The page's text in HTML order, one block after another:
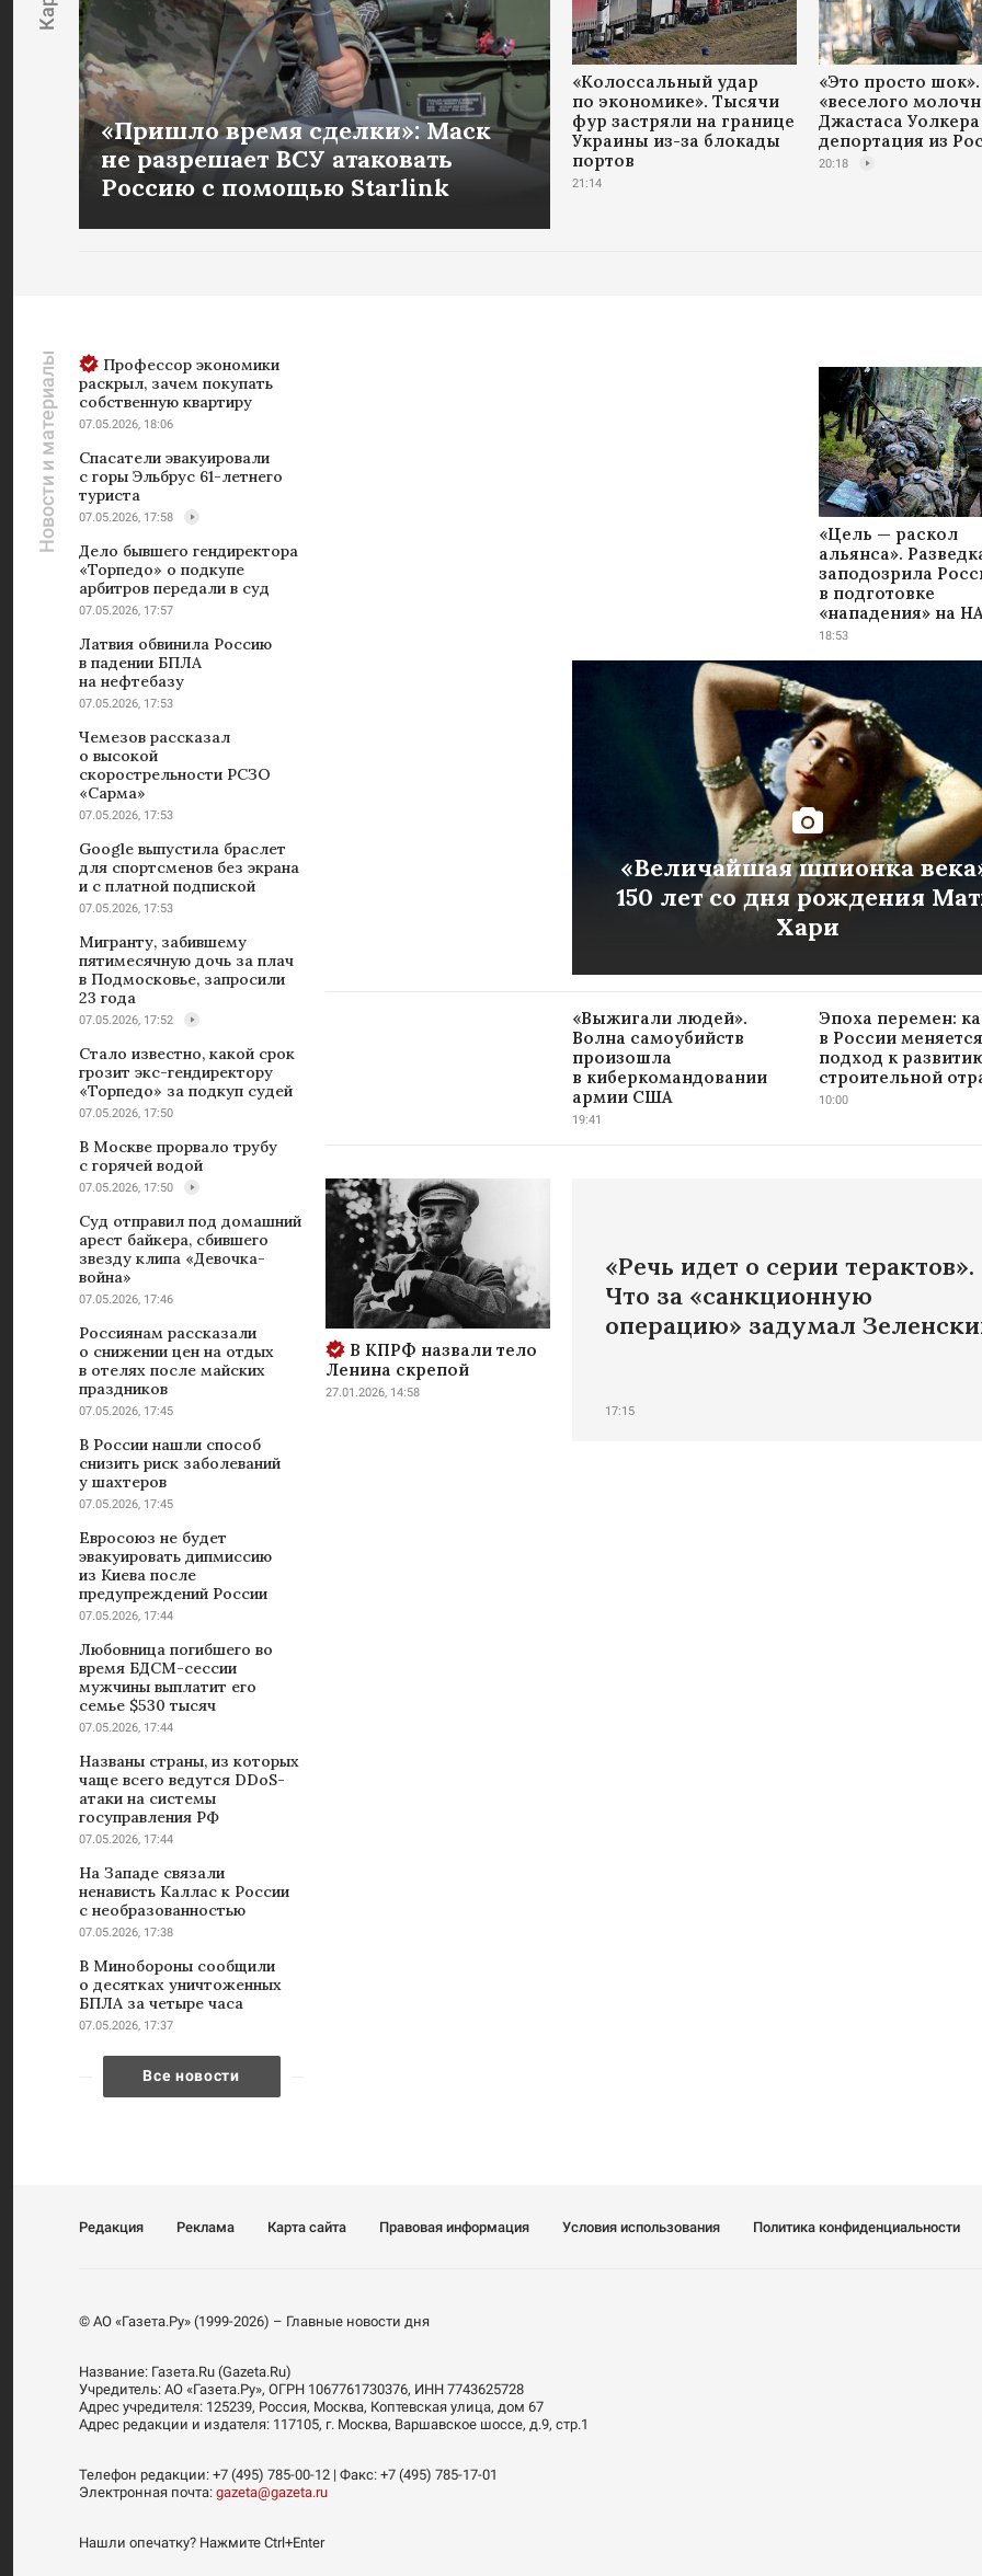
«Пришло время сделки»: Маск
не разрешает ВСУ атаковать
Россию с помощью Starlink
«Колоссальный удар
по экономике». Тысячи
фур застряли на границе
Украины из-за блокады
портов
21:14
«Это просто
«веселого
Джастаса Уолкера
депортация из
20:18
Новости и материалы
Профессор экономики
раскрыл, зачем покупать
собственную квартиру
07.05.2026, 18:06
Спасатели эвакуировали
с горы Эльбрус 61-летнего
туриста
07.05.2026, 17:58
Дело бывшего гендиректора
«Торпедо» о подкупе
арбитров передали в суд
07.05.2026, 17:57
Латвия обвинила Россию
в падении БПЛА
на нефтебазу
07.05.2026, 17:53
Чемезов рассказал
о высокой
скорострельности РСЗО
«Сарма»
07.05.2026, 17:53
Google выпустила браслет
для спортсменов без экрана
и с платной подпиской
07.05.2026, 17:53
Мигранту, забившему
пятимесячную дочь за плач
в Подмосковье, запросили
23 года
07.05.2026, 17:52
Стало известно, какой срок
грозит экс-гендиректору
«Торпедо» за подкуп судей
07.05.2026, 17:50
В Москве прорвало трубу
с горячей водой
07.05.2026, 17:50
Суд отправил под домашний
арест байкера, сбившего
звезду клипа «Девочка-
война»
07.05.2026, 17:46
Россиянам рассказали
о снижении цен на отдых
в отелях после майских
праздников
07.05.2026, 17:45
В России нашли способ
снизить риск заболеваний
у шахтеров
07.05.2026, 17:45
Евросоюз не будет
эвакуировать дипмиссию
из Киева после
предупреждений России
07.05.2026, 17:44
Любовница погибшего во
время БДСМ-сессии
мужчины выплатит его
семье $530 тысяч
07.05.2026, 17:44
Названы страны, из которых
чаще всего ведутся DDoS-
атаки на системы
госуправления РФ
07.05.2026, 17:44
На Западе связали
ненависть Каллас к России
с необразованностью
07.05.2026, 17:38
В Минобороны сообщили
о десятках уничтоженных
БПЛА за четыре часа
07.05.2026, 17:37
Все новости
«Цель — раскол
альянса».
заподозрила
в подготовке
«нападения» на
18:53
«Величайшая шпионка
150 лет со дня рождения
Хари
«Выжигали людей».
Волна самоубийств
произошла
в киберкомандовании
армии США
19:41
Эпоха перемен:
в России меняется
подход к
строительной
10:00
В КПРФ назвали тело
Ленина скрепой
27.01.2026, 14:58
«Речь идет о серии терактов».
Что за «санкционную
операцию» задумал
17:15
Редакция Реклама Карта сайта Правовая информация Условия использования Политика конфиденциальности
© АО «Газета.Ру» (1999-2026) – Главные новости дня
Название: Газета.Ru (Gazeta.Ru)
Учредитель: АО «Газета.Ру», ОГРН 1067761730376, ИНН 7743625728
Адрес учредителя: 125239, Россия, Москва, Коптевская улица, дом 67
Адрес редакции и издателя: 117105, г. Москва, Варшавское шоссе, д.9, стр.1
Телефон редакции: +7 (495) 785-00-12 | Факс: +7 (495) 785-17-01
Электронная почта: gazeta@gazeta.ru
Нашли опечатку? Нажмите Ctrl+Enter